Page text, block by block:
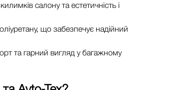
салону та естетичність і
що забезпечує надійний
та гарний вигляд у багажному